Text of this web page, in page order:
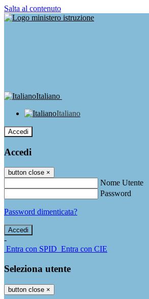
Salta al contenuto
Italiano
Italiano
Accedi
Accedi
button close ×
Nome Utente
Password
Password dimenticata?
-
Entra con SPID Entra con CIE
Seleziona utente
button close ×